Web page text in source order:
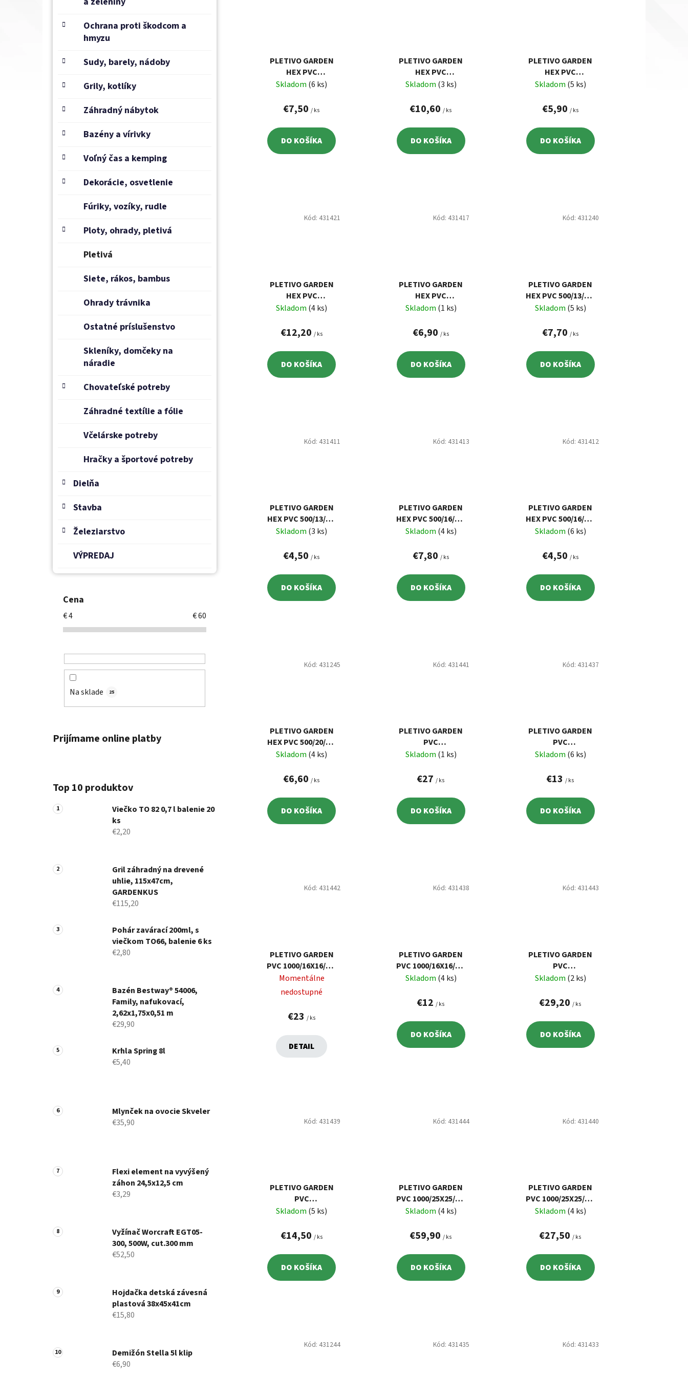
Ochrana proti škodcom a
hmyzu
Sudy, barely, nádoby
Grily, kotlíky
Záhradný nábytok
Bazény a vírivky
Voľný čas a kemping
Dekorácie, osvetlenie
Fúriky, vozíky, rudle
Ploty, ohrady, pletivá
Pletivá
Siete, rákos, bambus
Ohrady trávnika
Ostatné príslušenstvo
Skleníky, domčeky na
náradie
Chovateľské potreby
Záhradné textílie a fólie
Včelárske potreby
Hračky a športové potreby
Dielňa
Stavba
Železiarstvo
VÝPREDAJ
Cena
€4 €60
Na sklade 25
Prijímame online platby
Top 10 produktov
Viečko TO 82 0,7 l balenie 20
ks
€2,20
Gril záhradný na drevené
uhlie, 115x47cm,
GARDENKUS
€115,20
Pohár zavárací 200ml, s
viečkom TO66, balenie 6 ks
€2,80
Bazén Bestway® 54006,
Family, nafukovací,
2,62x1,75x0,51 m
€29,90
Krhla Spring 8l
€5,40
Mlynček na ovocie Skveler
€35,90
Flexi element na vyvýšený
záhon 24,5x12,5 cm
€3,29
Vyžínač Worcraft EGT05-
300, 500W, cut.300 mm
€52,50
Hojdačka detská závesná
plastová 38x45x41cm
€15,80
Demižón Stella 5l klip
€6,90
PLETIVO GARDEN
HEX PVC
1000/16/0,9 MM,
ŠESŤHRANNÉ, 5 M
Skladom (6 ks)
€7,50/ ks
DO KOŠÍKA
PLETIVO GARDEN
HEX PVC
1000/20/0,9 MM,
ŠESŤHRANNÉ, 10 M
Skladom (3 ks)
€10,60/ ks
DO KOŠÍKA
PLETIVO GARDEN
HEX PVC
1000/20/0,9 MM,
ŠESŤHRANNÉ, 5 M
Skladom (5 ks)
€5,90 / ks
DO KOŠÍKA
PLETIVO GARDEN
HEX PVC
1000/25/1,0 MM,
ŠESŤHRANNÉ, 10 M
Skladom (4 ks)
€12,20 / ks
DO KOŠÍKA
Kód: 431421
PLETIVO GARDEN
HEX PVC
1000/25/1,0 MM,
ŠESŤHRANNÉ, 5 M
Skladom (1 ks)
€6,90 / ks
DO KOŠÍKA
Kód: 431417
PLETIVO GARDEN
HEX PVC 500/13/0,9
MM, ZELENÉ, RAL
ŠESŤHRANNÉ, 10 M
Skladom (5 ks)
€7,70 / ks
DO KOŠÍKA
Kód: 431240
PLETIVO GARDEN
HEX PVC 500/13/0,9
MM, ZELENÉ, RAL
ŠESŤHRANNÉ, 5 M
Skladom (3 ks)
€4,50/ ks
DO KOŠÍKA
Kód: 431411
PLETIVO GARDEN
HEX PVC 500/16/0,9
MM, ZELENÉ, RAL
ŠESŤHRANNÉ, 10 M
Skladom (4 ks)
€7,80 / ks
DO KOŠÍKA
Kód: 431413
PLETIVO GARDEN
HEX PVC 500/16/0,9
MM, ZELENÉ, RAL
ŠESŤHRANNÉ, 5 M
Skladom (6 ks)
€4,50 / ks
DO KOŠÍKA
Kód: 431412
PLETIVO GARDEN
HEX PVC 500/20/0,9
MM, ZELENÉ, RAL
ŠESŤHRANNÉ, 10 M
Skladom (4 ks)
€6,60/ ks
DO KOŠÍKA
Kód: 431245
PLETIVO GARDEN
PVC
1000/12,7X12,7/1,2
6005,
ŠTVORHRANNÉ, 10
M
Skladom (1 ks)
€27/ ks
DO KOŠÍKA
Kód: 431441
PLETIVO GARDEN
PVC
1000/12,7X12,7/1,2
6005,
ŠTVORHRANNÉ, 5
M
Skladom (6 ks)
€13/ ks
DO KOŠÍKA
Kód: 431437
PLETIVO GARDEN
PVC 1000/16X16/1,2
MM, ZELENÉ, RAL
6005,
ŠTVORHRANNÉ, 10
M
Momentálne
nedostupné
€23 / ks
DETAIL
Kód: 431442
PLETIVO GARDEN
PVC 1000/16X16/1,2
MM, ZELENÉ, RAL
ŠTVORHRANNÉ, 5
Skladom (4 ks)
€12/ ks
DO KOŠÍKA
Kód: 431438
PLETIVO GARDEN
PVC
1000/19X19/1,45
6005,
ŠTVORHRANNÉ, 10
M
Skladom (2 ks)
€29,20/ ks
DO KOŠÍKA
Kód: 431443
PLETIVO GARDEN
PVC
1000/19X19/1,45
6005,
ŠTVORHRANNÉ, 5
M
Skladom (5 ks)
€14,50 / ks
DO KOŠÍKA
Kód: 431439
PLETIVO GARDEN
PVC 1000/25X25/2,5
MM, ZELENÉ, RAL
ŠTVORHRANNÉ, 10
M
Skladom (4 ks)
€59,90/ ks
DO KOŠÍKA
Kód: 431444
PLETIVO GARDEN
PVC 1000/25X25/2,5
MM, ZELENÉ, RAL
ŠTVORHRANNÉ, 5
M
Skladom (4 ks)
€27,50/ ks
DO KOŠÍKA
Kód: 431440
Kód: 431244 Kód: 431435 Kód: 431433